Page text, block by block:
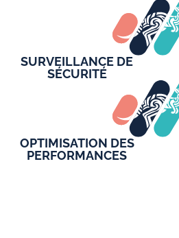
SURVEILLANCE DE
SÉCURITÉ
OPTIMISATION DES
PERFORMANCES